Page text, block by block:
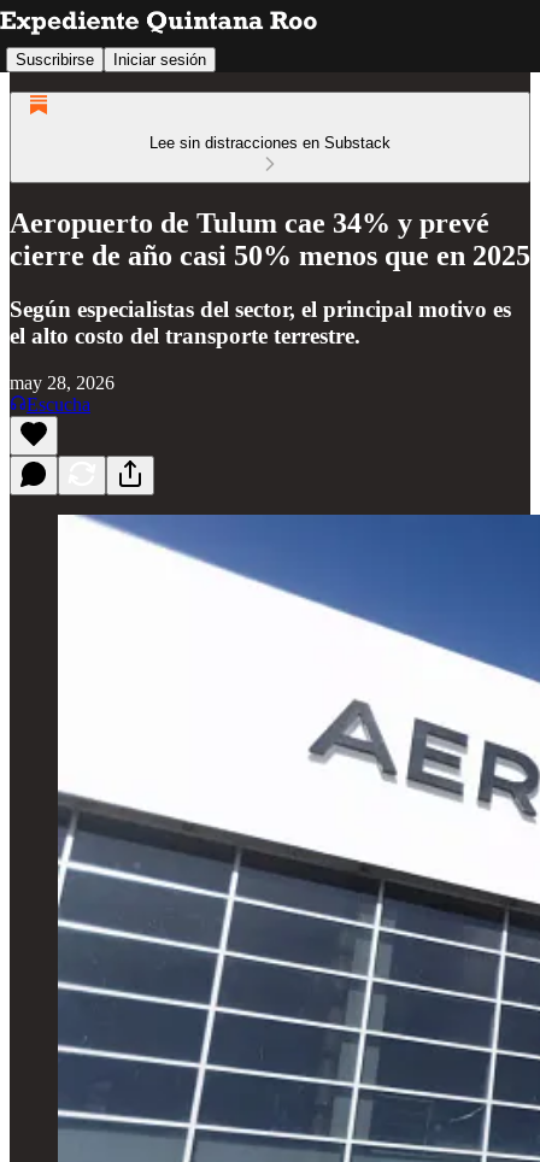
Suscribirse Iniciar sesión
Lee sin distracciones en Substack
Aeropuerto de Tulum cae 34% y prevé
cierre de año casi 50% menos que en 2025
Según especialistas del sector, el principal motivo es
el alto costo del transporte terrestre.
may 28, 2026
Escucha